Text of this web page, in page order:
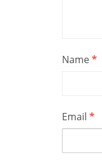
Name*
Email *